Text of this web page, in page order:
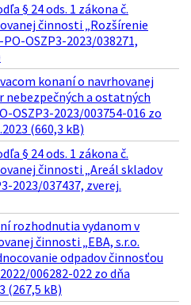
§ 24 ods. 1 zákona č.
činnosti „Rozšírenie
OSZP3-2023/038271,
konaní o navrhovanej
nebezpečných a ostatných
OSZP3-2023/003754-016 zo
(660,3 kB)
§ 24 ods. 1 zákona č.
činnosti „Areál skladov
2023/037437, zverej.
rozhodnutia vydanom v
činnosti „EBA, s.r.o.
odpadov činnosťou
006282-022 zo dňa
(267,5 kB)